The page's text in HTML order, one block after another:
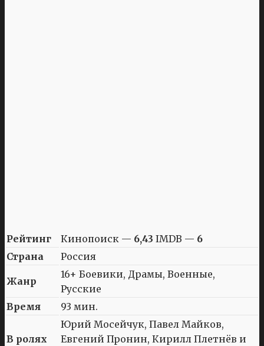
Рейтинг Кинопоиск — 6,43 IMDB — 6
Страна
Россия
Жанр
16+ Боевики, Драмы, Военные,
Русские
Время
93 мин.
В ролях
Юрий Мосейчук, Павел Майков,
Евгений Пронин, Кирилл Плетнёв и